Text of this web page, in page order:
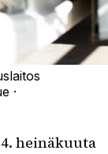
·
heinäkuuta